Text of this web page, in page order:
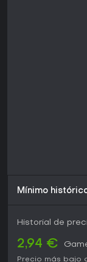
para sesiones
Mínimo
Historial de
2,94 €
Precio más bajo